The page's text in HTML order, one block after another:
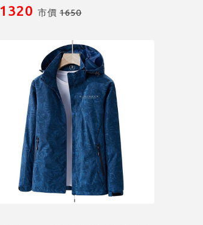
1320 市價1650